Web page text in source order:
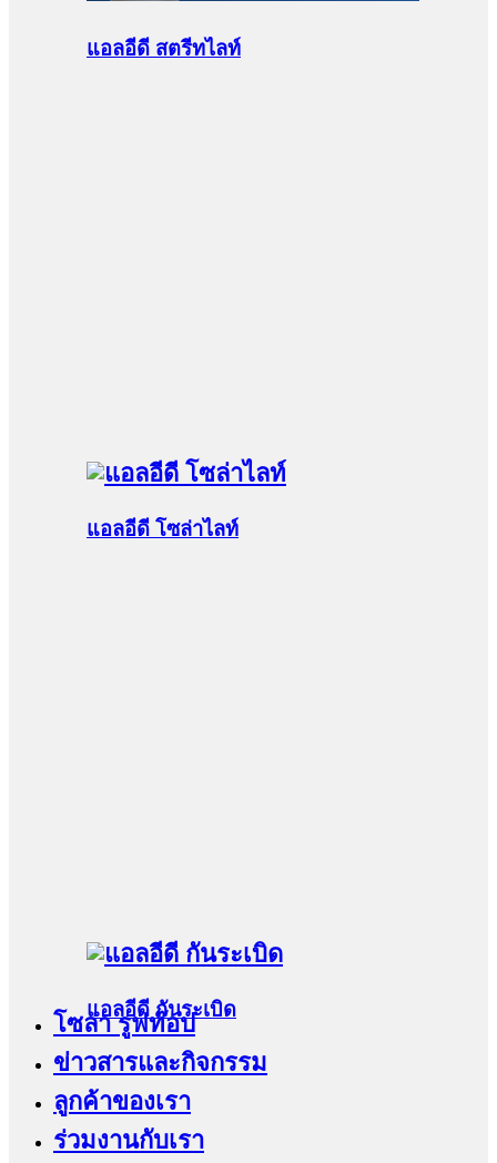
แอลอีดี สตรีทไลท์
แอลอีดี โซล่าไลท์
แอลอีดี กันระเบิด
โซล่า รูฟท๊อป
ข่าวสารและกิจกรรม
ลูกค้าของเรา
ร่วมงานกับเรา